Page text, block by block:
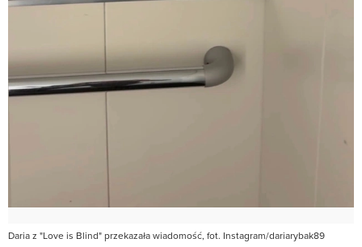
Daria z "Love is Blind" przekazała wiadomość, fot. Instagram/dariarybak89